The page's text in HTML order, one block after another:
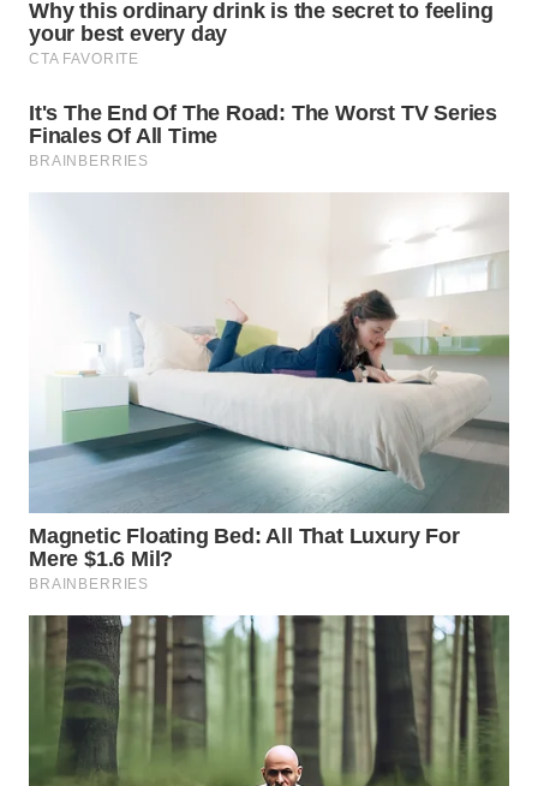
WN
BOROBUDUR
WN
MADURA
MANDALIKA
WN
WN
LABUANBAJO
BORNEO